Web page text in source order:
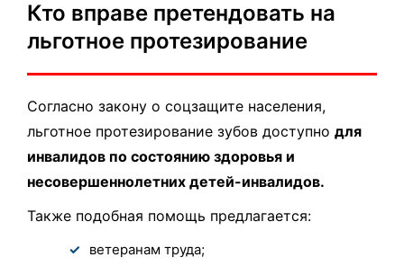
Кто вправе претендовать на
льготное протезирование
Согласно закону о соцзащите населения,
льготное протезирование зубов доступно для
инвалидов по состоянию здоровья и
несовершеннолетних детей-инвалидов.
Также подобная помощь предлагается:
ветеранам труда;